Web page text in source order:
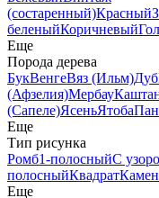
(состаренный)Красный
беленыйКоричневый
Еще
Порода дерева
БукВенгеВяз (Ильм)Дуб
(Афзелия)Мербау
(Сапеле)ЯсеньЯтоба
Еще
Тип рисунка
Ромб1-полосныйС
полосныйКвадрат
Еще